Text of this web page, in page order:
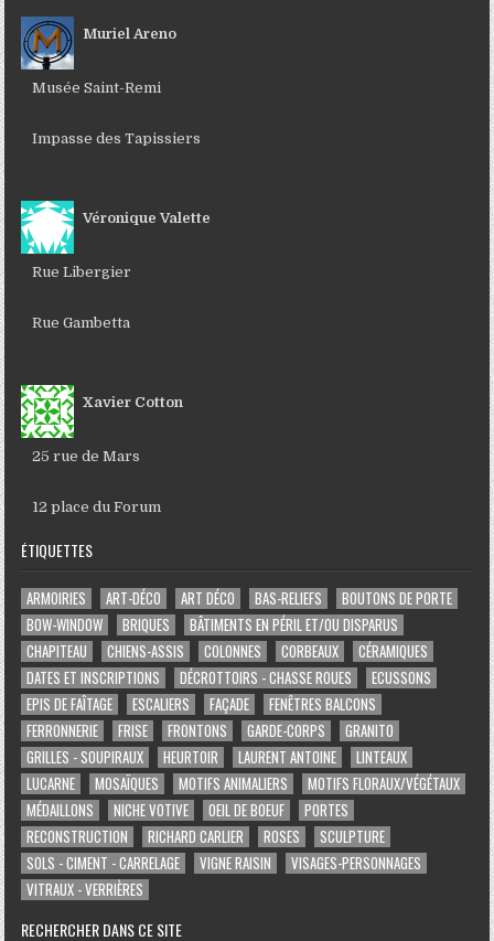
Muriel Areno
Musée Saint-Remi
Impasse des Tapissiers
Véronique Valette
Rue Libergier
Rue Gambetta
Xavier Cotton
25 rue de Mars
12 place du Forum
ÉTIQUETTES
ARMOIRIES ART-DÉCO ART DÉCO BAS-RELIEFS
BOUTONS DE PORTE
BOW-WINDOW
BRIQUES
BÂTIMENTS EN PÉRIL ET/OU DISPARUS
CHAPITEAU
CHIENS-ASSIS COLONNES CORBEAUX
CÉRAMIQUES
DATES ET INSCRIPTIONS
DÉCROTTOIRS - CHASSE ROUES
ECUSSONS
EPIS DE FAÎTAGE
ESCALIERS FAÇADE
FENÊTRES BALCONS
FERRONNERIE
FRISE FRONTONS GARDE-CORPS
GRANITO
GRILLES - SOUPIRAUX
HEURTOIR LAURENT ANTOINE
LINTEAUX
LUCARNE
MOSAÏQUES MOTIFS ANIMALIERS
MOTIFS FLORAUX/VÉGÉTAUX
MÉDAILLONS
NICHE VOTIVE OEIL DE BOEUF
PORTES
RECONSTRUCTION
RICHARD CARLIER ROSES
SCULPTURE
SOLS - CIMENT - CARRELAGE
VIGNE RAISIN
VISAGES-PERSONNAGES
VITRAUX - VERRIÈRES
RECHERCHER DANS CE SITE